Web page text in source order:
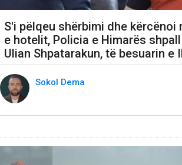
S'i pëlqeu shërbimi dhe kërcënoi
e hotelit, Policia e Himarës
Ulian Shpatarakun, të besuarin e
Sokol Dema